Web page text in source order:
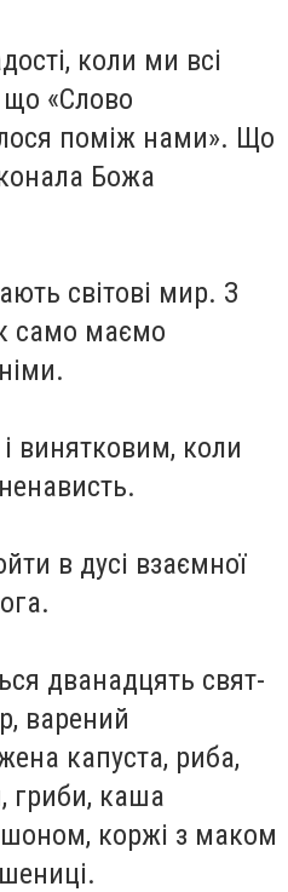
коли ми всі
що «Слово
поміж нами». Що
Божа
світові мир. З
само маємо
винятковим, коли
в дусі взаємної
дванадцять свят-
варений
капуста, риба,
гриби, каша
коржі з маком